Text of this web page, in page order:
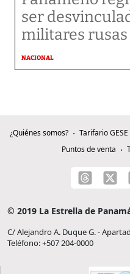
ser
militares rusas
NACIONAL
¿Quiénes somos? Tarifario GESE
Puntos de venta
© 2019 La Estrella de
C/ Alejandro A. Duque G. -
Teléfono: +507 204-0000